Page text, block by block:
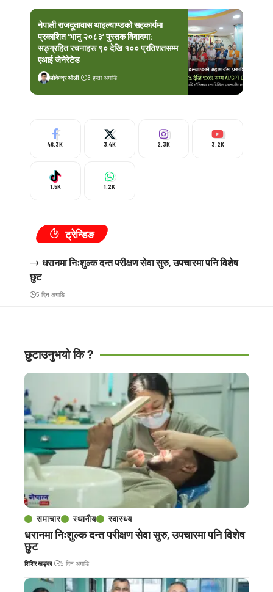
नेपाली राजदूतावास थाइल्याण्डको सहकार्यमा
प्रकाशित ‘भानु २०८३’ पुस्तक विवादमा:
सङ्ग्रहित रचनाहरू ९० देखि १०० प्रतिशतसम्म
एआई जेनेरेटेड
लोकेन्द्र ओली 3 हप्ता अगाडि
46.3K 3.4K 2.3K 3.2K
1.5K 1.2K
ट्रेन्डिङ
धरानमा निःशुल्क दन्त परीक्षण सेवा सुरु, उपचारमा पनि विशेष
छुट
5 दिन अगाडि
छुटाउनुभयो कि ?
समाचार स्थानीय स्वास्थ्य
धरानमा निःशुल्क दन्त परीक्षण सेवा सुरु, उपचारमा पनि विशेष
छुट
शिशिर खड्का 5 दिन अगाडि